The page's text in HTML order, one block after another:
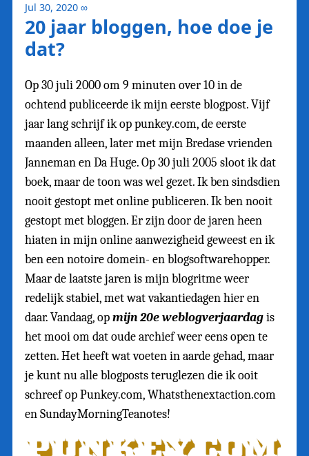
Jul 30, 2020 ∞
20 jaar bloggen, hoe doe je
dat?
Op 30 juli 2000 om 9 minuten over 10 in de
ochtend publiceerde ik mijn eerste blogpost. Vijf
jaar lang schrijf ik op punkey.com, de eerste
maanden alleen, later met mijn Bredase vrienden
Janneman en Da Huge. Op 30 juli 2005 sloot ik dat
boek, maar de toon was wel gezet. Ik ben sindsdien
nooit gestopt met online publiceren. Ik ben nooit
gestopt met bloggen. Er zijn door de jaren heen
hiaten in mijn online aanwezigheid geweest en ik
ben een notoire domein- en blogsoftwarehopper.
Maar de laatste jaren is mijn blogritme weer
redelijk stabiel, met wat vakantiedagen hier en
daar. Vandaag, opmijn 20e weblogverjaardagis
het mooi om dat oude archief weer eens open te
zetten. Het heeft wat voeten in aarde gehad, maar
je kunt nu alle blogposts teruglezen die ik ooit
schreef op Punkey.com, Whatsthenextaction.com
en SundayMorningTeanotes!